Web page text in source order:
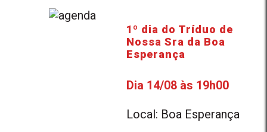
1º dia do Tríduo de
Nossa Sra da Boa
Esperança
Dia 14/08 às 19h00
Local: Boa Esperança